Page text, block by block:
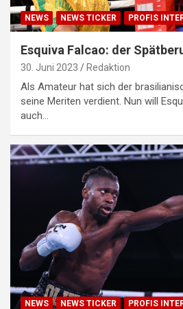
NEWS NEWS TICKER PROFIS
Esquiva Falcao: der
30. Juni 2023 Redaktion
Als Amateur hat sich der
seine Meriten verdient. Nun will
auch…
NEWS NEWS TICKER PROFIS